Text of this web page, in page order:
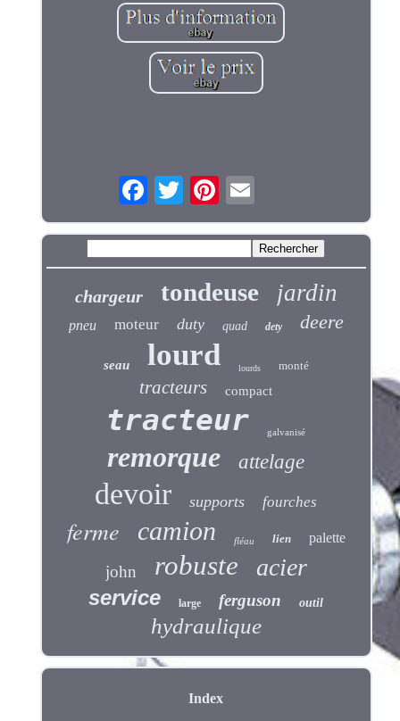
chargeur tondeuse jardin
pneu moteur duty quad dety deere
seau lourd lourds monté
tracteurs compact
tracteur galvanisé
remorque attelage
devoir supports fourches
ferme camion fléau lien palette
john robuste acier
service large ferguson outil
hydraulique
Index